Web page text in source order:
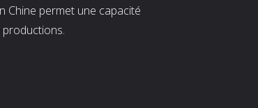
Chine permet une capacité
productions.